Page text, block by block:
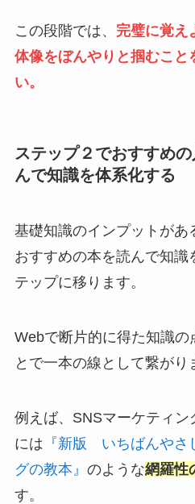
この段階では、 完璧に覚え
体像をぼんやりと掴むこと
い。
ステップ２でおすすめ
んで知識を体系化する
基礎知識のインプットがあ
おすすめの本を読んで知識
テップに移ります。
Webで断片的に得た知識の
とで一本の線として繋がり
例えば、SNSマーケティン
には 『新版 いちばんやさ
グの教本』 のような網羅性
す。